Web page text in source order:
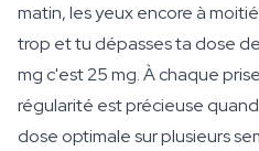
matin, les yeux encore à
trop et tu dépasses ta dose
mg c'est 25 mg. À chaque
régularité est précieuse
dose optimale sur plusieurs